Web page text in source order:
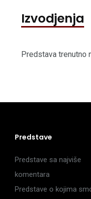
Izvodjenja
Predstava trenutno
Predstave
Predstave sa najviše
komentara
Predstave o kojima